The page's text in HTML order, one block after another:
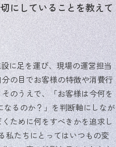
にしていることを教えて
に足を運び、現場の運営担当
の目でお客様の特徴や消費行
のうえで、「お客様は今何を
るのか？」を判断軸にしなが
ために何をすべきかを追求し
私たちにとってはいつもの変